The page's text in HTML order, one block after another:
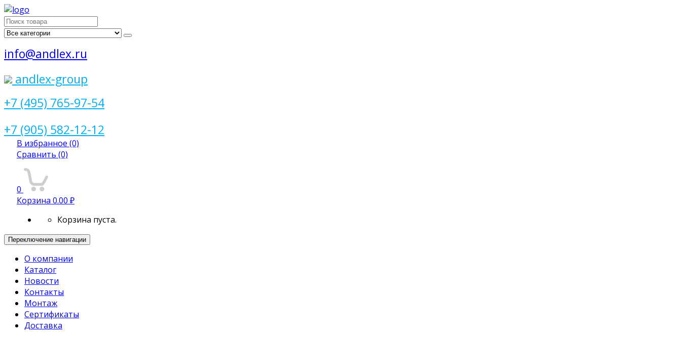
Поиск
для:
info@andlex.ru
andlex-group
+7 (495) 765-97-54
+7 (905) 582-12-12
В избранное (0)
Сравнить (0)
0
Корзина 0.00 ₽
Корзина пуста.
Переключение навигации
О компании
Каталог
Новости
Контакты
Монтаж
Сертификаты
Доставка